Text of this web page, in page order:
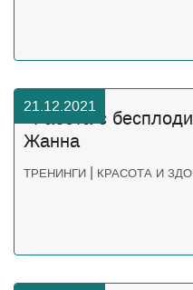
21.12.2021
«Работа с
Жанна
ТРЕНИНГИ | КРАСОТА И